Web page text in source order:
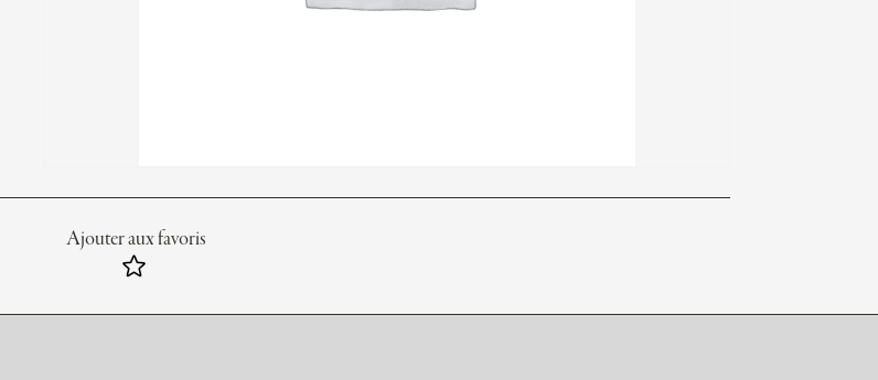
Ajouter aux favoris